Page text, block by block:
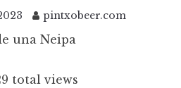
pintxobeer.com
una Neipa
total views